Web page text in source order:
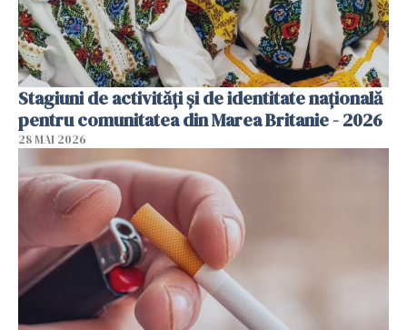
Stagiuni de activități și de identitate națională
pentru comunitatea din Marea Britanie - 2026
28 MAI 2026